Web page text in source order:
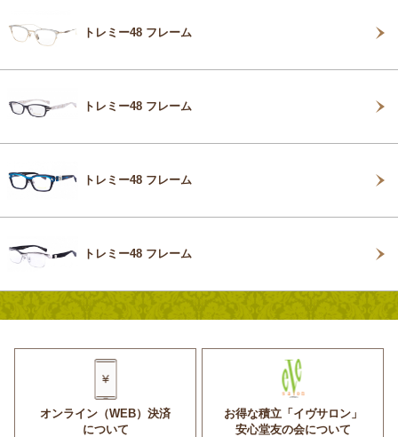
トレミー48 フレーム
トレミー48 フレーム
トレミー48 フレーム
トレミー48 フレーム
オンライン（WEB）決済
について
お得な積立「イヴサロン」
安心堂友の会について